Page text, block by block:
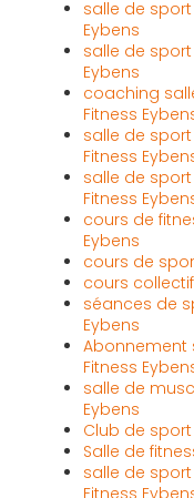
salle de sport
Eybens
salle de
Eybens
coaching
Fitness
salle de
Fitness
salle de
Fitness
cours de
Eybens
cours de
cours
séances de
Eybens
Abonnement
Fitness
salle de
Eybens
Club de sport
Salle de
salle de